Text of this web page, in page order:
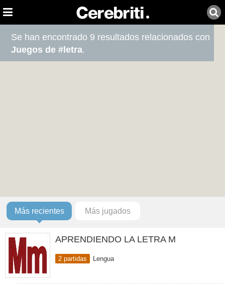
Se han encontrado 9 resultados relacionados con
Juegos de #letra.
Más recientes Más jugados
APRENDIENDO LA LETRA M
2 partidas Lengua